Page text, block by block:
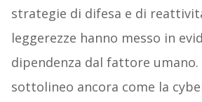
strategie di difesa e di
leggerezze hanno messo in
dipendenza dal fattore umano.
sottolineo ancora come la